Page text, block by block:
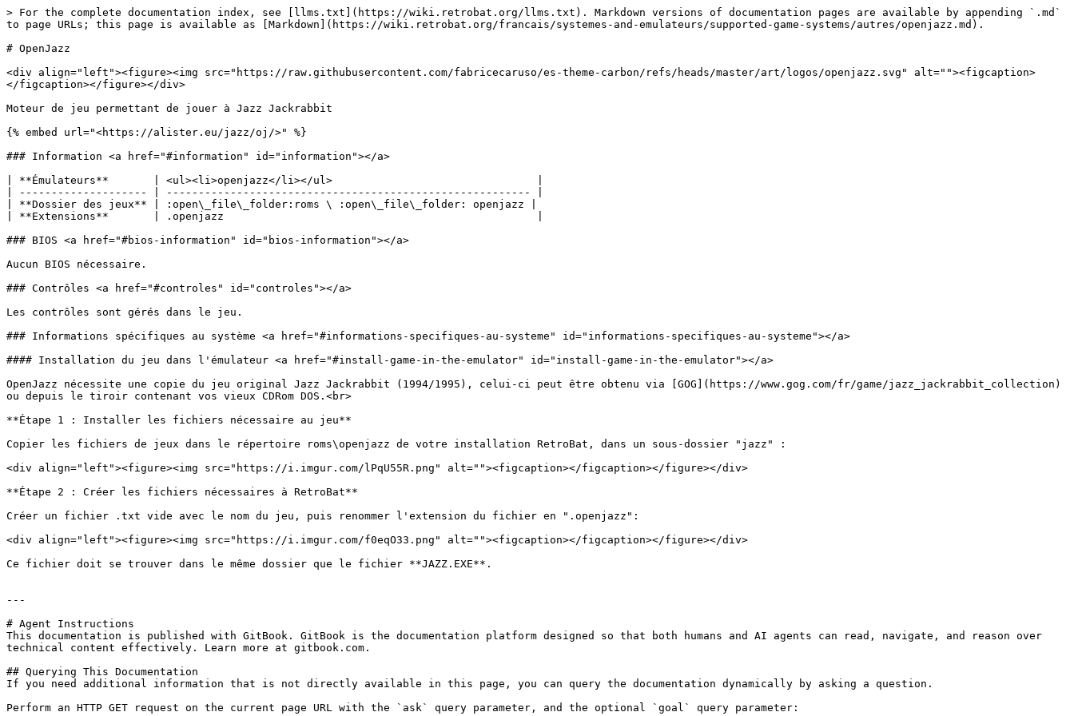
> For the complete documentation index, see [llms.txt](https://wiki.retrobat.org/llms.txt). Markdown versions of documentation pages are available by appending `.md`
to page URLs; this page is available as [Markdown](https://wiki.retrobat.org/francais/systemes-and-emulateurs/supported-game-systems/autres/openjazz.md).
# OpenJazz
<div align="left"><figure><img src="https://raw.githubusercontent.com/fabricecaruso/es-theme-carbon/refs/heads/master/art/logos/openjazz.svg" alt=""><figcaption>
</figcaption></figure></div>
Moteur de jeu permettant de jouer à Jazz Jackrabbit
{% embed url="<https://alister.eu/jazz/oj/>" %}
### Information <a href="#information" id="information"></a>
| **Émulateurs**       | <ul><li>openjazz</li></ul>                                |
| -------------------- | --------------------------------------------------------- |
| **Dossier des jeux** | :open\_file\_folder:roms \ :open\_file\_folder: openjazz​ |
| **Extensions**       | .openjazz                                                 |
### BIOS <a href="#bios-information" id="bios-information"></a>
Aucun BIOS nécessaire.
### Contrôles <a href="#controles" id="controles"></a>
Les contrôles sont gérés dans le jeu.
### Informations spécifiques au système <a href="#informations-specifiques-au-systeme" id="informations-specifiques-au-systeme"></a>
#### Installation du jeu dans l'émulateur <a href="#install-game-in-the-emulator" id="install-game-in-the-emulator"></a>
OpenJazz nécessite une copie du jeu original Jazz Jackrabbit (1994/1995), celui-ci peut être obtenu via [GOG](https://www.gog.com/fr/game/jazz_jackrabbit_collection)
ou depuis le tiroir contenant vos vieux CDRom DOS.<br>
**Étape 1 : Installer les fichiers nécessaire au jeu**
Copier les fichiers de jeux dans le répertoire roms\openjazz de votre installation RetroBat, dans un sous-dossier "jazz" :
<div align="left"><figure><img src="https://i.imgur.com/lPqU55R.png" alt=""><figcaption></figcaption></figure></div>
**Étape 2 : Créer les fichiers nécessaires à RetroBat**
Créer un fichier .txt vide avec le nom du jeu, puis renommer l'extension du fichier en ".openjazz":
<div align="left"><figure><img src="https://i.imgur.com/f0eqO33.png" alt=""><figcaption></figcaption></figure></div>
Ce fichier doit se trouver dans le même dossier que le fichier **JAZZ.EXE**.
---
# Agent Instructions
This documentation is published with GitBook. GitBook is the documentation platform designed so that both humans and AI agents can read, navigate, and reason over
technical content effectively. Learn more at gitbook.com.
## Querying This Documentation
If you need additional information that is not directly available in this page, you can query the documentation dynamically by asking a question.
Perform an HTTP GET request on the current page URL with the `ask` query parameter, and the optional `goal` query parameter: